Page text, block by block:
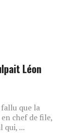
Léon
que la
chef de file,
qui, ...